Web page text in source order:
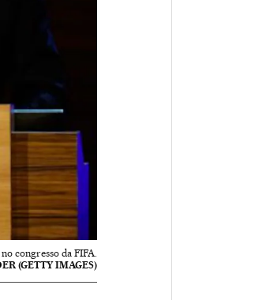
congresso da FIFA.
(GETTY IMAGES)